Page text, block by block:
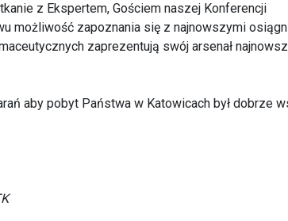
z Ekspertem, Gościem naszej Konferencji
możliwość zapoznania się z najnowszymi
zaprezentują swój arsenał
aby pobyt Państwa w Katowicach był dobrze